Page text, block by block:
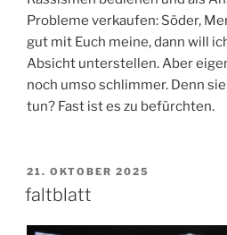
Probleme verkaufen: Söder,
gut mit Euch meine, dann will
Absicht unterstellen. Aber
noch umso schlimmer. Denn
tun? Fast ist es zu befürchten.
VERÖFFENTLICHT
AM
21. OKTOBER 2025
faltblatt